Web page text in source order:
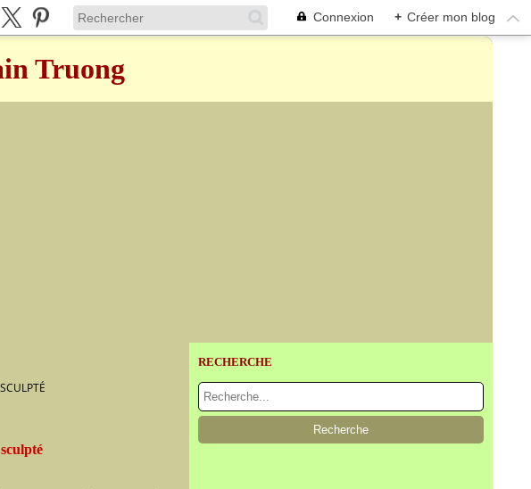
Connexion + Créer mon blog
Truong
RECHERCHE